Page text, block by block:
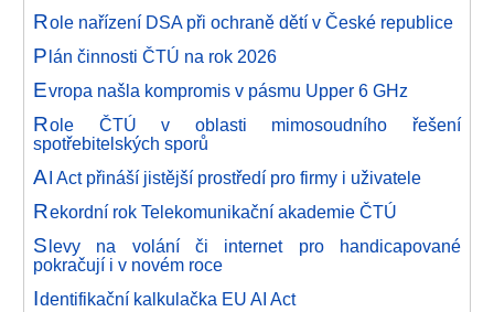
Role nařízení DSA při ochraně dětí v České republice
P lán činnosti ČTÚ na rok 2026
Evropa našla kompromis v pásmu Upper 6 GHz
Role ČTÚ v oblasti mimosoudního řešení
spotřebitelských sporů
A I Act přináší jistější prostředí pro firmy i uživatele
Rekordní rok Telekomunikační akademie ČTÚ
S levy na volání či internet pro handicapované
pokračují i v novém roce
Identifikační kalkulačka EU AI Act